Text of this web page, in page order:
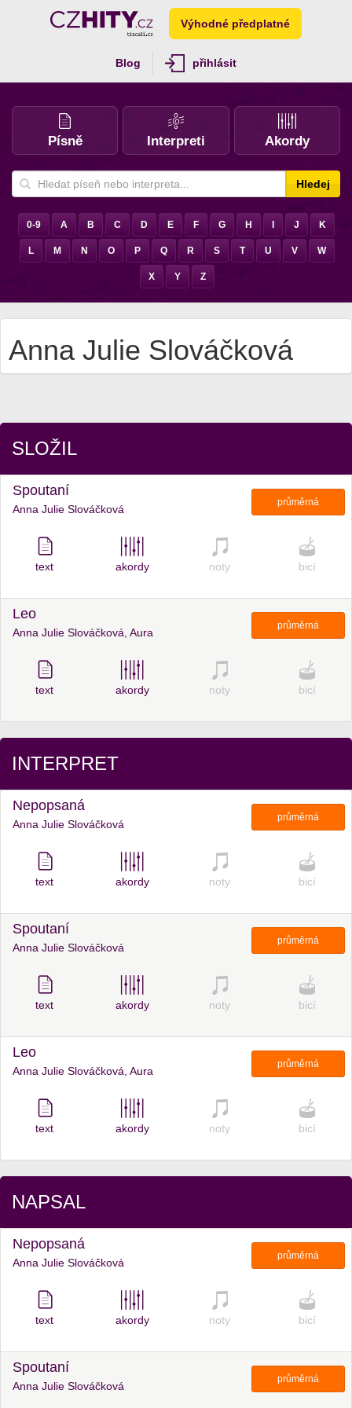
Výhodné předplatné
Blog přihlásit
Písně Interpreti Akordy
Hledej
0-9 A B C D E F G H J K
L M N O P Q R S T U V W
X Y Z
Anna Julie Slováčková
SLOŽIL
Spoutaní
Anna Julie Slováčková
průměrná
text akordy noty bicí
Leo
Anna Julie Slováčková, Aura
průměrná
text akordy noty bicí
INTERPRET
Nepopsaná
Anna Julie Slováčková
průměrná
text akordy noty bicí
Spoutaní
Anna Julie Slováčková
průměrná
text akordy noty bicí
Leo
Anna Julie Slováčková, Aura
průměrná
text akordy noty bicí
NAPSAL
Nepopsaná
Anna Julie Slováčková
průměrná
text akordy noty bicí
Spoutaní
Anna Julie Slováčková
průměrná